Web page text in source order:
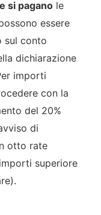
si paganole
essere
sul conto
dichiarazione
importi
con la
del 20%
di
otto rate
superiore